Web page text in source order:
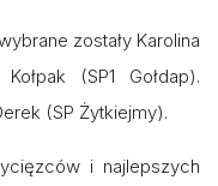
zostały Karolina
(SP1 Gołdap).
(SP Żytkiejmy).
i najlepszych